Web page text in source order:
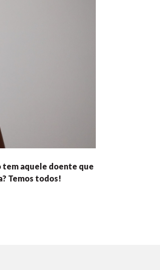
tem aquele doente que
Temos todos!